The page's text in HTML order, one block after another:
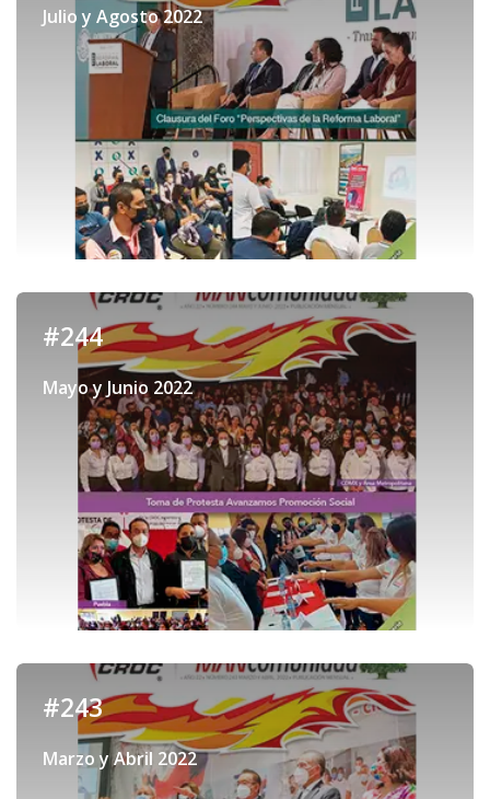
Julio y Agosto 2022
#244
Mayo y Junio 2022
#243
Marzo y Abril 2022